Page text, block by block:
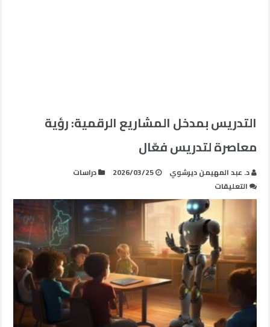
التدريس بمدخل المشاريع الرقمية: رؤية
معاصرة لتدريس فعّال
د. عبد المهيمن ديرشوي 2026/03/25
دراسات
التعليقات
التدريس
بمدخل
المشاريع
الرقمية:
رؤية
معاصرة
لتدريس
فعّال
مغلقة